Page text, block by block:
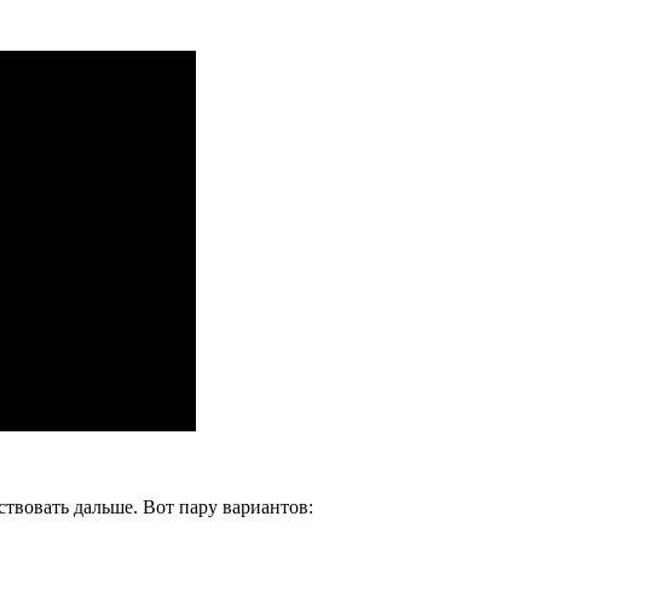
дальше. Вот пару вариантов: